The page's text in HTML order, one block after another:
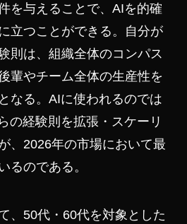
を与えることで、AIを的確
立つことができる。自分が
則は、組織全体のコンパス
輩やチーム全体の生産性を
なる。AIに使われるのでは
の経験則を拡張・スケーリ
、2026年の市場において最
るのである。
、50代・60代を対象とした